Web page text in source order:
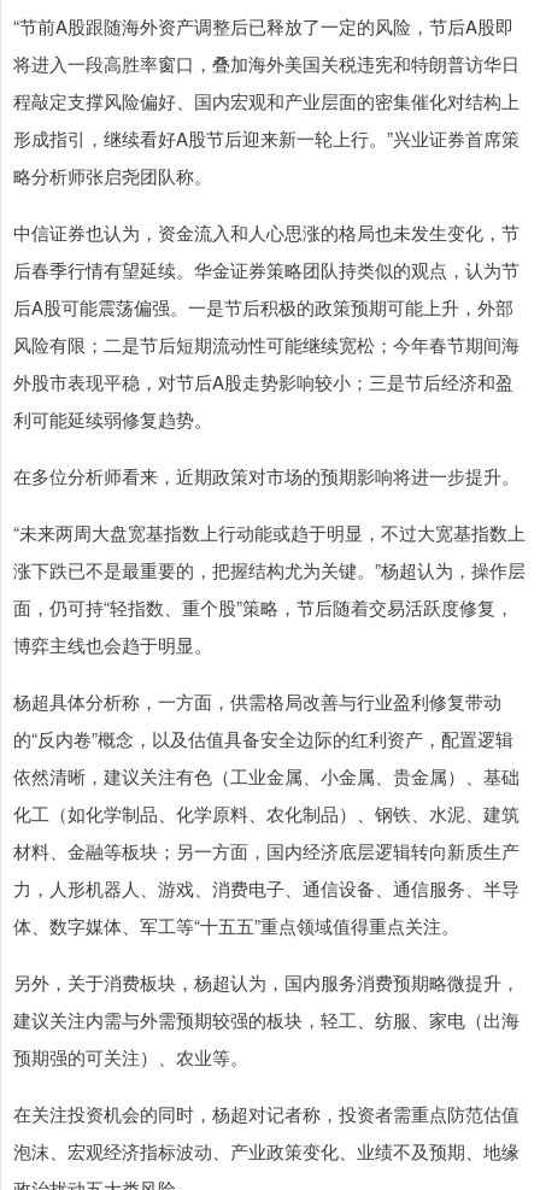
“节前A股跟随海外资产调整后已释放了一定的风险，节后A股即
将进入一段高胜率窗口，叠加海外美国关税违宪和特朗普访华日
程敲定支撑风险偏好、国内宏观和产业层面的密集催化对结构上
形成指引，继续看好A股节后迎来新一轮上行。”兴业证券首席策
略分析师张启尧团队称。
中信证券也认为，资金流入和人心思涨的格局也未发生变化，节
后春季行情有望延续。华金证券策略团队持类似的观点，认为节
后A股可能震荡偏强。一是节后积极的政策预期可能上升，外部
风险有限；二是节后短期流动性可能继续宽松；今年春节期间海
外股市表现平稳，对节后A股走势影响较小；三是节后经济和盈
利可能延续弱修复趋势。
在多位分析师看来，近期政策对市场的预期影响将进一步提升。
“未来两周大盘宽基指数上行动能或趋于明显，不过大宽基指数上
涨下跌已不是最重要的，把握结构尤为关键。”杨超认为，操作层
面，仍可持“轻指数、重个股”策略，节后随着交易活跃度修复，
博弈主线也会趋于明显。
杨超具体分析称，一方面，供需格局改善与行业盈利修复带动
的“反内卷”概念，以及估值具备安全边际的红利资产，配置逻辑
依然清晰，建议关注有色（工业金属、小金属、贵金属）、基础
化工（如化学制品、化学原料、农化制品）、钢铁、水泥、建筑
材料、金融等板块；另一方面，国内经济底层逻辑转向新质生产
力，人形机器人、游戏、消费电子、通信设备、通信服务、半导
体、数字媒体、军工等“十五五”重点领域值得重点关注。
另外，关于消费板块，杨超认为，国内服务消费预期略微提升，
建议关注内需与外需预期较强的板块，轻工、纺服、家电（出海
预期强的可关注）、农业等。
在关注投资机会的同时，杨超对记者称，投资者需重点防范估值
泡沫、宏观经济指标波动、产业政策变化、业绩不及预期、地缘